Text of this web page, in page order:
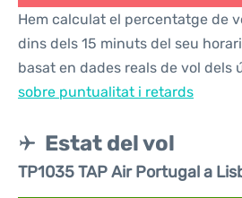
Hem calculat el percentatge de
dins dels 15 minuts del seu
basat en dades reals de vol dels
sobre puntualitat i retards
Estat del vol
TP1035 TAP Air Portugal a